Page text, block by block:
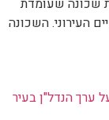
העירוני. השכונה